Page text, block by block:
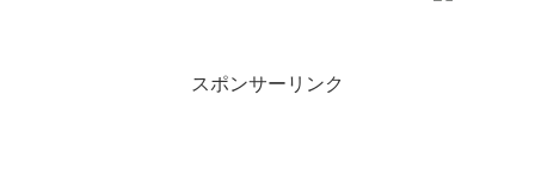
スポンサーリンク